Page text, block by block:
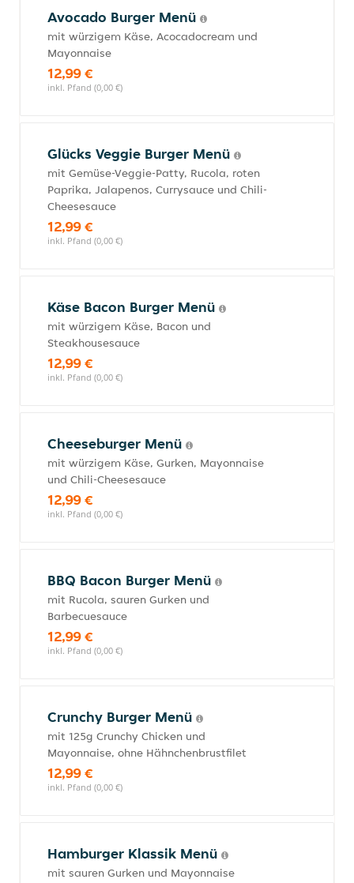
Avocado Burger Menü
mit würzigem Käse, Acocadocream und
Mayonnaise
12,99 €
inkl. Pfand (0,00 €)
Glücks Veggie Burger Menü
mit Gemüse-Veggie-Patty, Rucola, roten
Paprika, Jalapenos, Currysauce und Chili-
Cheesesauce
12,99 €
inkl. Pfand (0,00 €)
Käse Bacon Burger Menü
mit würzigem Käse, Bacon und
Steakhousesauce
12,99 €
inkl. Pfand (0,00 €)
Cheeseburger Menü
mit würzigem Käse, Gurken, Mayonnaise
und Chili-Cheesesauce
12,99 €
inkl. Pfand (0,00 €)
BBQ Bacon Burger Menü
mit Rucola, sauren Gurken und
Barbecuesauce
12,99 €
inkl. Pfand (0,00 €)
Crunchy Burger Menü
mit 125g Crunchy Chicken und
Mayonnaise, ohne Hähnchenbrustfilet
12,99 €
inkl. Pfand (0,00 €)
Hamburger Klassik Menü
mit sauren Gurken und Mayonnaise